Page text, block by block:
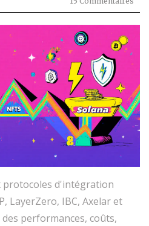
protocoles d'intégration
LayerZero, IBC, Axelar et
performances, coûts,